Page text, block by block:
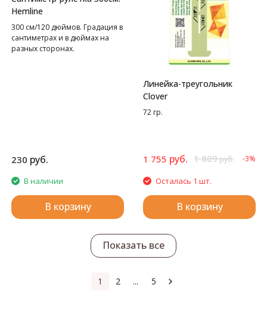
Hemline
300 см/120 дюймов. Градация в
сантиметрах и в дюймах на
разных сторонах.
230 руб.
В наличии
В корзину
Линейка-треугольник
Clover
72 гр.
1 755 руб. 1 809руб. -3%
Осталась 1 шт.
В корзину
Показать все
1 2 ... 5